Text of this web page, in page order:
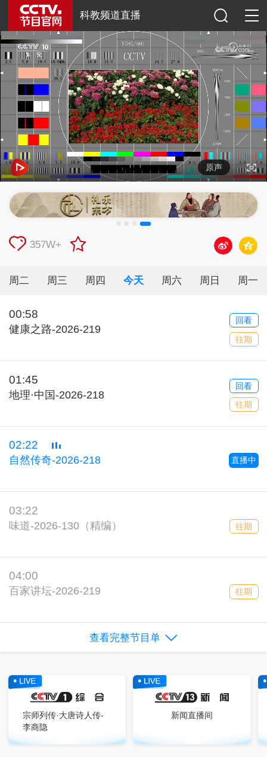
科教频道直播
原声
357W+
周二 周三 周四 今天 周六 周日 周一
00:58
健康之路-2026-219
回看
往期
01:45
地理·中国-2026-218
回看
往期
02:22
自然传奇-2026-218 直播中
03:22
味道-2026-130（精编） 往期
04:00
百家讲坛-2026-219 往期
查看完整节目单
宗师列传·大唐诗人传-
李商隐
新闻直播间